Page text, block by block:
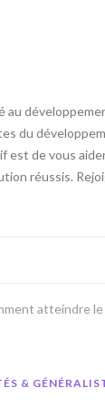
du
est de vous
réussis.
atteindre
&